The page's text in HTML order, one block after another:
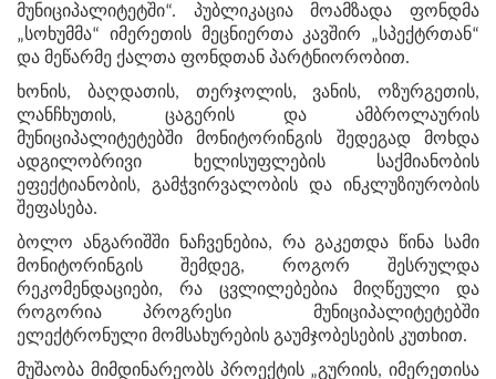
მუნიციპალიტეტში“. პუბლიკაცია მოამზადა ფონდმა
„სოხუმმა“ იმერეთის მეცნიერთა კავშირ „სპექტრთან“
და მეწარმე ქალთა ფონდთან პარტნიორობით.
ხონის, ბაღდათის, თერჯოლის, ვანის, ოზურგეთის,
ლანჩხუთის, ცაგერის და ამბროლაურის
მუნიციპალიტეტებში მონიტორინგის შედეგად მოხდა
ადგილობრივი ხელისუფლების საქმიანობის
ეფექტიანობის, გამჭვირვალობის და ინკლუზიურობის
შეფასება.
ბოლო ანგარიშში ნაჩვენებია, რა გაკეთდა წინა სამი
მონიტორინგის შემდეგ, როგორ შესრულდა
რეკომენდაციები, რა ცვლილებებია მიღწეული და
როგორია პროგრესი მუნიციპალიტეტებში
ელექტრონული მომსახურების გაუმჯობესების კუთხით.
მუშაობა მიმდინარეობს პროექტის „გურიის, იმერეთისა